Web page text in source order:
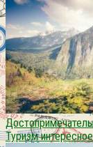
Туризм интересное